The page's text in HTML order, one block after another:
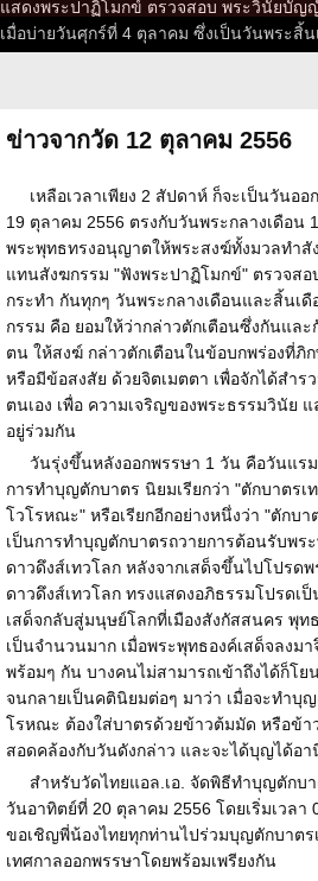
แสดงพระปาฏิโมกข์ ตรวจสอบ พระวินัยบัญ
เมื่อบ่ายวันศุกร์ที่ 4 ตุลาคม ซึ่งเป็นวันพระสิ้
ข่าวจากวัด 12 ตุลาคม 2556
เหลือเวลาเพียง 2 สัปดาห์ ก็จะเป็นวันอ
19 ตุลาคม 2556 ตรงกับวันพระกลางเดือน
พระพุทธทรงอนุญาตให้พระสงฆ์ทั้งมวลทำสั
แทนสังฆกรรม "ฟังพระปาฏิโมกข์" ตรวจส
กระทำ กันทุกๆ วันพระกลางเดือนและสิ้นเ
กรรม คือ ยอมให้ว่ากล่าวตักเตือนซึ่งกันแล
ตน ให้สงฆ์ กล่าวตักเตือนในข้อบกพร่องที่ภิ
หรือมีข้อสงสัย ด้วยจิตเมตตา เพื่อจักได้สำร
ตนเอง เพื่อ ความเจริญของพระธรรมวินัย
อยู่ร่วมกัน
วันรุ่งขึ้นหลังออกพรรษา 1 วัน คือวันแร
การทำบุญตักบาตร นิยมเรียกว่า "ตักบาตรเ
โวโรหณะ" หรือเรียกอีกอย่างหนึ่งว่า "ตักบา
เป็นการทำบุญตักบาตรถวายการต้อนรับพร
ดาวดึงส์เทวโลก หลังจากเสด็จขึ้นไปโปรด
ดาวดึงส์เทวโลก ทรงแสดงอภิธรรมโปรดเป็
เสด็จกลับสู่มนุษย์โลกที่เมืองสังกัสสนคร พุท
เป็นจำนวนมาก เมื่อพระพุทธองค์เสด็จลงมา
พร้อมๆ กัน บางคนไม่สามารถเข้าถึงได้ก็โย
จนกลายเป็นคตินิยมต่อๆ มาว่า เมื่อจะทำบุ
โรหณะ ต้องใส่บาตรด้วยข้าวต้มมัด หรือข้า
สอดคล้องกับวันดังกล่าว และจะได้บุญได้อ
สำหรับวัดไทยแอล.เอ. จัดพิธีทำบุญตักบ
วันอาทิตย์ที่ 20 ตุลาคม 2556 โดยเริ่มเวลา
ขอเชิญพี่น้องไทยทุกท่านไปร่วมบุญตักบาตร
เทศกาลออกพรรษาโดยพร้อมเพรียงกัน